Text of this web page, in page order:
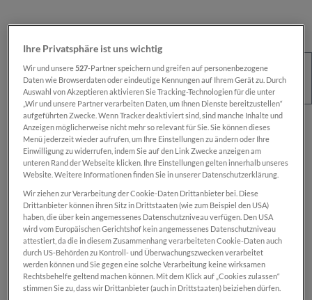
Regulärer Preis:
€ 100,00
Preise inkl. MwSt. zzgl. Versandkosten
Sofort verfügbar, Lieferzeit: 1-2 Wochen
Das Produkt is nur für registrierteSN-Card-
Inhaber:innen verfügbar.
Zum Merkzettel hinzufügen
Ihre Privatsphäre ist uns wichtig
Wir und unsere527-Partner speichern und greifen auf personenbezogene
Daten wie Browserdaten oder eindeutige Kennungen auf Ihrem Gerät zu. Durch
Auswahl von Akzeptieren aktivieren Sie Tracking-Technologien für die unter
„Wir und unsere Partner verarbeiten Daten, um Ihnen Dienste bereitzustellen“
aufgeführten Zwecke. Wenn Tracker deaktiviert sind, sind manche Inhalte und
Anzeigen möglicherweise nicht mehr so relevant für Sie. Sie können dieses
Menü jederzeit wieder aufrufen, um Ihre Einstellungen zu ändern oder Ihre
Einwilligung zu widerrufen, indem Sie auf den Link Zwecke anzeigen am
unteren Rand der Webseite klicken. Ihre Einstellungen gelten innerhalb unseres
Website. Weitere Informationen finden Sie in unserer Datenschutzerklärung.
Wir ziehen zur Verarbeitung der Cookie-Daten Drittanbieter bei. Diese
Drittanbieter können ihren Sitz in Drittstaaten (wie zum Beispiel den USA)
haben, die über kein angemessenes Datenschutzniveau verfügen. Den USA
wird vom Europäischen Gerichtshof kein angemessenes Datenschutzniveau
attestiert, da die in diesem Zusammenhang verarbeiteten Cookie-Daten auch
durch US-Behörden zu Kontroll- und Überwachungszwecken verarbeitet
werden können und Sie gegen eine solche Verarbeitung keine wirksamen
Rechtsbehelfe geltend machen können. Mit dem Klick auf „Cookies zulassen“
stimmen Sie zu, dass wir Drittanbieter (auch in Drittstaaten) beiziehen dürfen.